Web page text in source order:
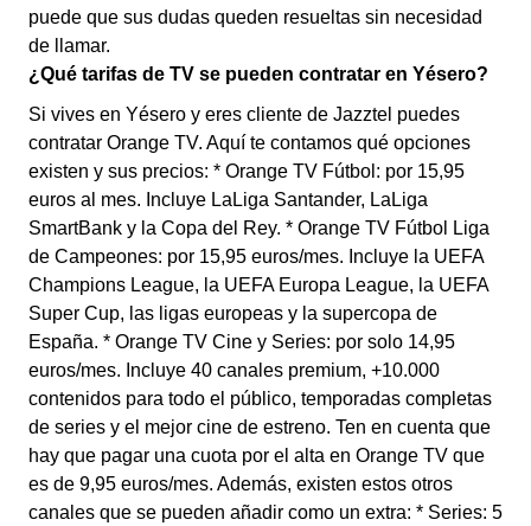
puede que sus dudas queden resueltas sin necesidad
de llamar.
¿Qué tarifas de TV se pueden contratar en Yésero?
Si vives en Yésero y eres cliente de Jazztel puedes
contratar Orange TV. Aquí te contamos qué opciones
existen y sus precios: * Orange TV Fútbol: por 15,95
euros al mes. Incluye LaLiga Santander, LaLiga
SmartBank y la Copa del Rey. * Orange TV Fútbol Liga
de Campeones: por 15,95 euros/mes. Incluye la UEFA
Champions League, la UEFA Europa League, la UEFA
Super Cup, las ligas europeas y la supercopa de
España. * Orange TV Cine y Series: por solo 14,95
euros/mes. Incluye 40 canales premium, +10.000
contenidos para todo el público, temporadas completas
de series y el mejor cine de estreno. Ten en cuenta que
hay que pagar una cuota por el alta en Orange TV que
es de 9,95 euros/mes. Además, existen estos otros
canales que se pueden añadir como un extra: * Series: 5